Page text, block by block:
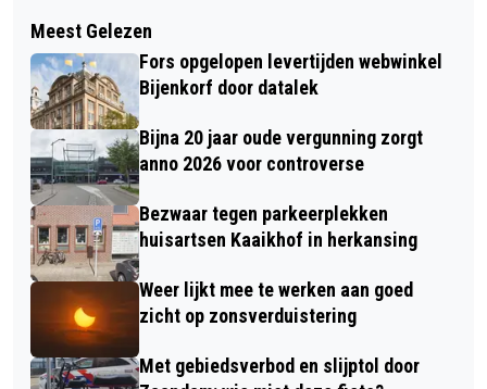
NEGENTIEN APPARTEMENTEN VOOR
STARTENDE SINGLES EN STELLEN IN
HARTJE ZAANDAM
FIETSTOCHT LANGS FYSIEKE
HERINNERINGEN AAN JAN BRASSER
OP VRIJDAG 23 MEI
Meest Gelezen
Fors opgelopen levertijden webwinkel
Bijenkorf door datalek
Bijna 20 jaar oude vergunning zorgt
anno 2026 voor controverse
Bezwaar tegen parkeerplekken
huisartsen Kaaikhof in herkansing
Weer lijkt mee te werken aan goed
zicht op zonsverduistering
Met gebiedsverbod en slijptol door